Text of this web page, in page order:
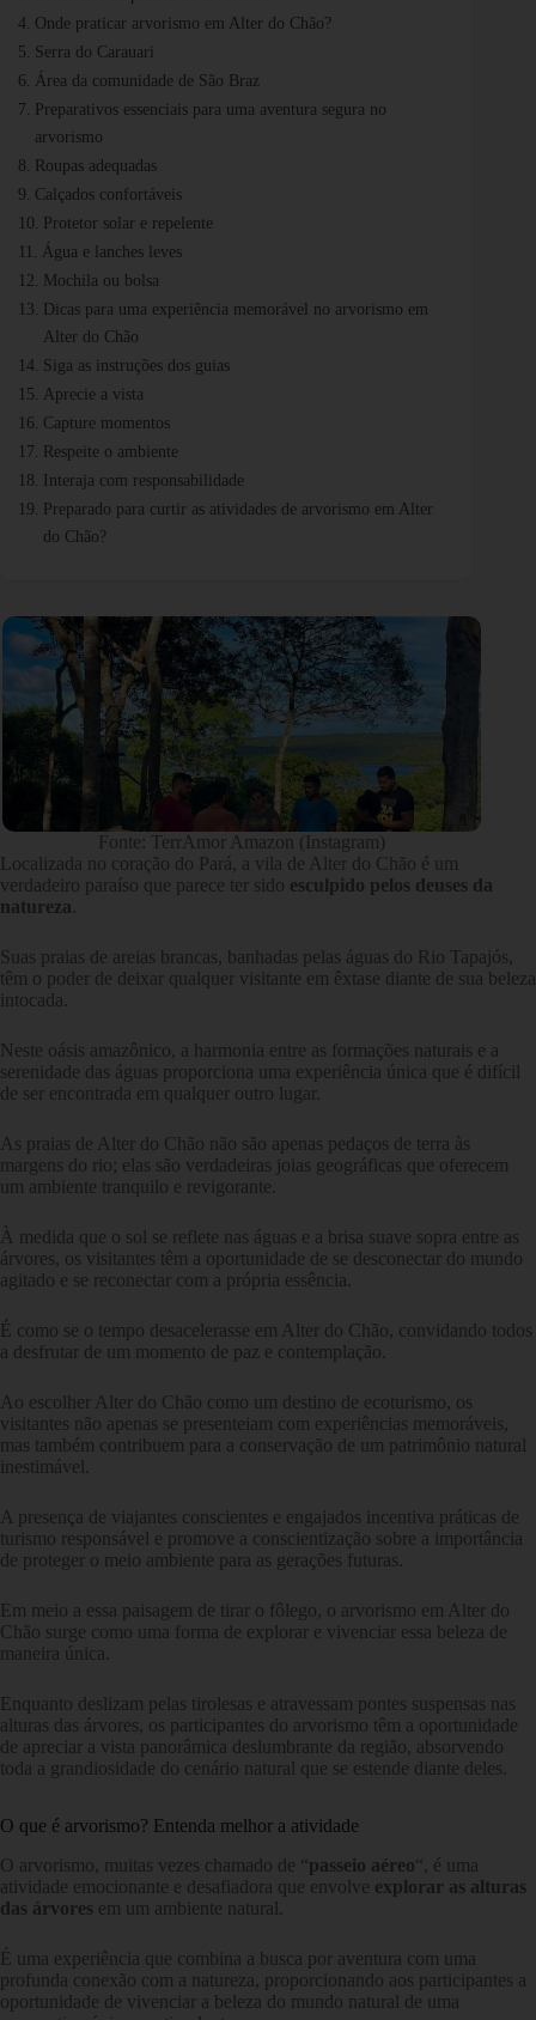
Onde praticar arvorismo em Alter do Chão?
Serra do Carauari
Área da comunidade de São Braz
Preparativos essenciais para uma aventura segura no
arvorismo
Roupas adequadas
Calçados confortáveis
Protetor solar e repelente
Água e lanches leves
Mochila ou bolsa
Dicas para uma experiência memorável no arvorismo em
Alter do Chão
Siga as instruções dos guias
Aprecie a vista
Capture momentos
Respeite o ambiente
Interaja com responsabilidade
Preparado para curtir as atividades de arvorismo em Alter
do Chão?
Fonte: TerrAmor Amazon (Instagram)
Localizada no coração do Pará, a vila de Alter do Chão é um
verdadeiro paraíso que parece ter sido esculpido pelos deuses da
natureza
Suas praias de areias brancas, banhadas pelas águas do Rio Tapajós,
têm o poder de deixar qualquer visitante em êxtase diante de sua beleza
intocada.
Neste oásis amazônico, a harmonia entre as formações naturais e a
serenidade das águas proporciona uma experiência única que é difícil
de ser encontrada em qualquer outro lugar.
As praias de Alter do Chão não são apenas pedaços de terra às
margens do rio; elas são verdadeiras joias geográficas que oferecem
um ambiente tranquilo e revigorante.
À medida que o sol se reflete nas águas e a brisa suave sopra entre as
árvores, os visitantes têm a oportunidade de se desconectar do mundo
agitado e se reconectar com a própria essência.
É como se o tempo desacelerasse em Alter do Chão, convidando todos
a desfrutar de um momento de paz e contemplação.
Ao escolher Alter do Chão como um destino de ecoturismo, os
visitantes não apenas se presenteiam com experiências memoráveis,
mas também contribuem para a conservação de um patrimônio natural
inestimável.
A presença de viajantes conscientes e engajados incentiva práticas de
turismo responsável e promove a conscientização sobre a importância
de proteger o meio ambiente para as gerações futuras.
Em meio a essa paisagem de tirar o fôlego, o arvorismo em Alter do
Chão surge como uma forma de explorar e vivenciar essa beleza de
maneira única.
Enquanto deslizam pelas tirolesas e atravessam pontes suspensas nas
alturas das árvores, os participantes do arvorismo têm a oportunidade
de apreciar a vista panorâmica deslumbrante da região, absorvendo
toda a grandiosidade do cenário natural que se estende diante deles.
O que é arvorismo? Entenda melhor a atividade
O arvorismo, muitas vezes chamado de “passeio aéreo“, é uma
atividade emocionante e desafiadora que envolve explorar as alturas
das árvores em um ambiente natural.
É uma experiência que combina a busca por aventura com uma
profunda conexão com a natureza, proporcionando aos participantes a
oportunidade de vivenciar a beleza do mundo natural de uma